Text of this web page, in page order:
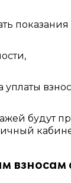
показания
будут
взносам